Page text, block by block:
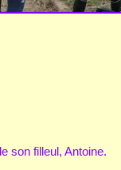
son filleul, Antoine.